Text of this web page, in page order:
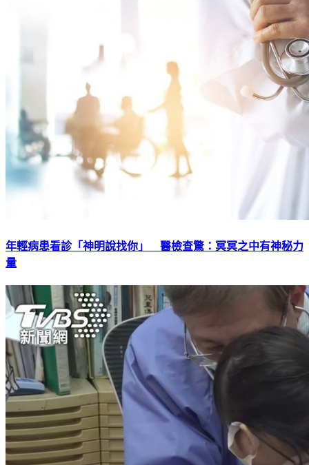
年輕病患看診「神明說找你」 醫檢查驚：冥冥之中有神秘力
量